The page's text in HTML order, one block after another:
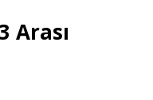
Arası